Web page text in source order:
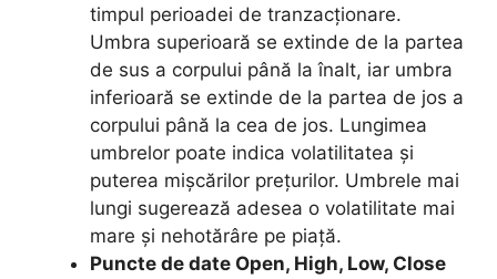
timpul perioadei de tranzacționare.
Umbra superioară se extinde de la partea
de sus a corpului până la înalt, iar umbra
inferioară se extinde de la partea de jos a
corpului până la cea de jos. Lungimea
umbrelor poate indica volatilitatea și
puterea mișcărilor prețurilor. Umbrele mai
lungi sugerează adesea o volatilitate mai
mare și nehotărâre pe piață.
Puncte de date Open, High, Low, Close